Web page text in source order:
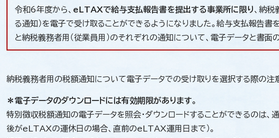
令和6年度から、 eLTAXで給与支払報告書を提出する事業所に限り、納
る通知）を電子で受け取ることができるようになりました。給与支払報告書
と納税義務者用（従業員用）のそれぞれの通知について、電子データと書面
納税義務者用の税額通知について電子データでの受け取りを選択する際の注
＊電子データのダウンロードには有効期限があります。
特別徴収税額通知の電子データを照会・ダウンロードすることができるのは
後がeLTAXの運休日の場合、直前のeLTAX運用日まで）。